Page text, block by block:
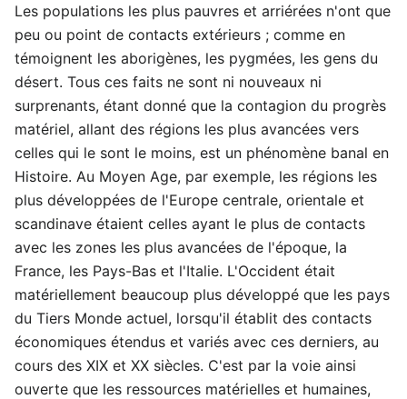
Les populations les plus pauvres et arriérées n'ont que
peu ou point de contacts extérieurs ; comme en
témoignent les aborigènes, les pygmées, les gens du
désert. Tous ces faits ne sont ni nouveaux ni
surprenants, étant donné que la contagion du progrès
matériel, allant des régions les plus avancées vers
celles qui le sont le moins, est un phénomène banal en
Histoire. Au Moyen Age, par exemple, les régions les
plus développées de l'Europe centrale, orientale et
scandinave étaient celles ayant le plus de contacts
avec les zones les plus avancées de l'époque, la
France, les Pays-Bas et l'Italie. L'Occident était
matériellement beaucoup plus développé que les pays
du Tiers Monde actuel, lorsqu'il établit des contacts
économiques étendus et variés avec ces derniers, au
cours des XIX et XX siècles. C'est par la voie ainsi
ouverte que les ressources matérielles et humaines,